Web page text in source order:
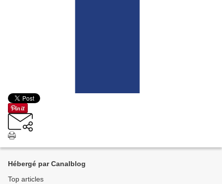
Hébergé par Canalblog
Top articles